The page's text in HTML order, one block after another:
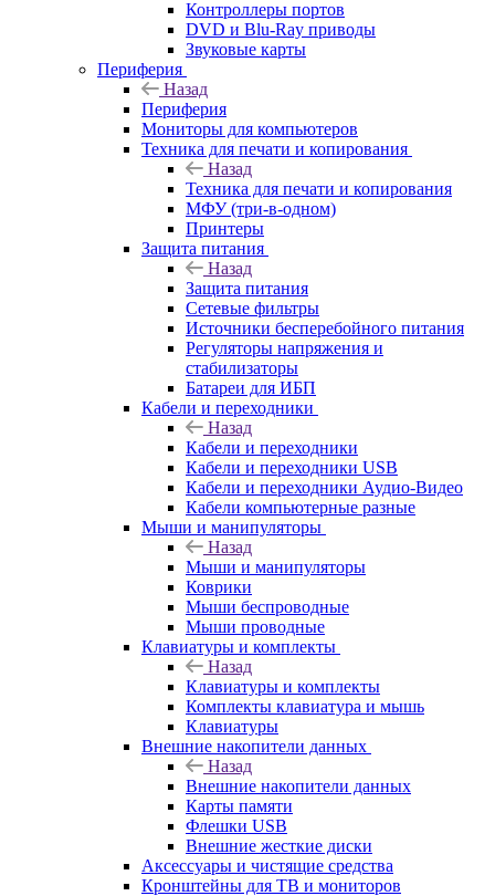
Контроллеры портов
DVD и Blu-Ray приводы
Звуковые карты
Периферия
Назад
Периферия
Мониторы для компьютеров
Техника для печати и копирования
Назад
Техника для печати и копирования
МФУ (три-в-одном)
Принтеры
Защита питания
Назад
Защита питания
Сетевые фильтры
Источники бесперебойного питания
Регуляторы напряжения и
стабилизаторы
Батареи для ИБП
Кабели и переходники
Назад
Кабели и переходники
Кабели и переходники USB
Кабели и переходники Аудио-Видео
Кабели компьютерные разные
Мыши и манипуляторы
Назад
Мыши и манипуляторы
Коврики
Мыши беспроводные
Мыши проводные
Клавиатуры и комплекты
Назад
Клавиатуры и комплекты
Комплекты клавиатура и мышь
Клавиатуры
Внешние накопители данных
Назад
Внешние накопители данных
Карты памяти
Флешки USB
Внешние жесткие диски
Аксессуары и чистящие средства
Кронштейны для ТВ и мониторов